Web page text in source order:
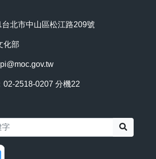
北市中山區松江路209號
化部
02-2518-0207 分機22